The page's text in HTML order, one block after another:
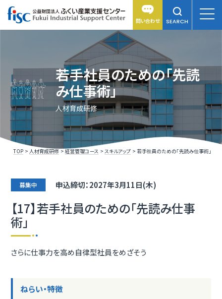
問い合わせ SEARCH
若手社員のための「先読
み仕事術」
人材育成研修
TOP 人材育成研修 経営管理コース スキルアップ 若手社員のための「先読み仕事術」
募集中 申込締切：2027年3月11日(木)
【17】若手社員のための「先読み仕事
術」
さらに仕事力を高め自律型社員をめざそう
ねらい・特徴